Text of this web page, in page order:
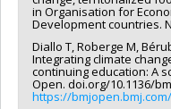
in Organisation for
Development countries.
Diallo T, Roberge M,
Integrating climate
continuing education: A
Open. doi.org/10.1136/
https://